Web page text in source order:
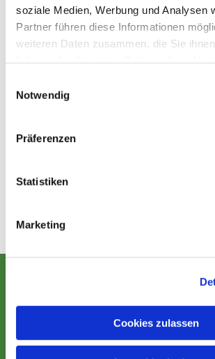
soziale Medien, Werbung und Analysen
Partner führen diese Informationen
weiteren Daten zusammen, die Sie
Notwendig
Präferenzen
Statistiken
Marketing
Cookies zulassen
Veröffentlicht am Montag, 15.
Entpflichtungsgottesdienst für
Otto Mesmer
Evangelische Kirche Siget
EVANGELISCH IM BEZIRK
Kontakt